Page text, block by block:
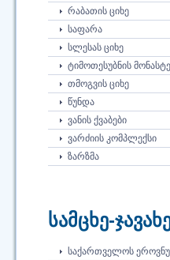
ᲠᲐᲑᲐᲗᲘᲡ ᲪᲘᲮᲔ
ᲡᲐᲤᲐᲠᲐ
ᲡᲚᲔᲡᲐᲡ ᲪᲘᲮᲔ
ᲢᲘᲛᲝᲗᲔᲡᲣᲑᲜᲘᲡ
ᲗᲛᲝᲒᲕᲘᲡ ᲪᲘᲮᲔ
ᲬᲣᲜᲓᲐ
ᲕᲐᲜᲘᲡ ᲥᲕᲐᲑᲔᲑᲘ
ᲕᲐᲠᲫᲘᲘᲡ ᲙᲝᲛᲞᲚᲔᲥᲡᲘ
ᲖᲐᲠᲖᲛᲐ
სამცხე-
ᲡᲐᲥᲐᲠᲗᲕᲔᲚᲝᲡ